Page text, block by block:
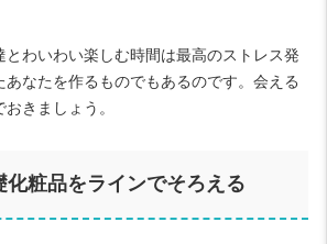
わいわい楽しむ時間は最高のストレス発
なたを作るものでもあるのです。会える
きましょう。
化粧品をラインでそろえる